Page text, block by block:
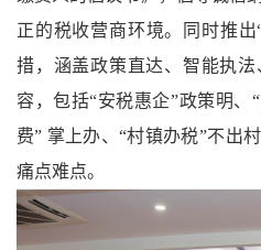
正的税收营商环境。同时推
措，涵盖政策直达、智能执
容，包括“安税惠企”政策明、
费” 掌上办、“村镇办税”不出
痛点难点。